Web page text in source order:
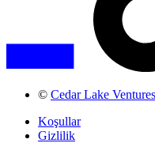
© Cedar Lake
Koşullar
Gizlilik